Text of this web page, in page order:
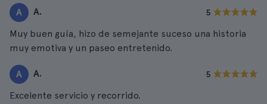
A A. 5
Muy buen guía, hizo de semejante suceso una historia
muy emotiva y un paseo entretenido.
A A. 5
Excelente servicio y recorrido.